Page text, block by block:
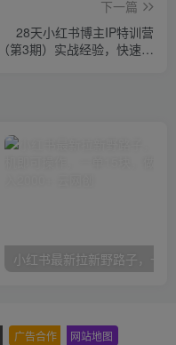
下一篇
28天小红书博主IP特训营
（第3期）实战经验，快速涨
广告合作 网站地图